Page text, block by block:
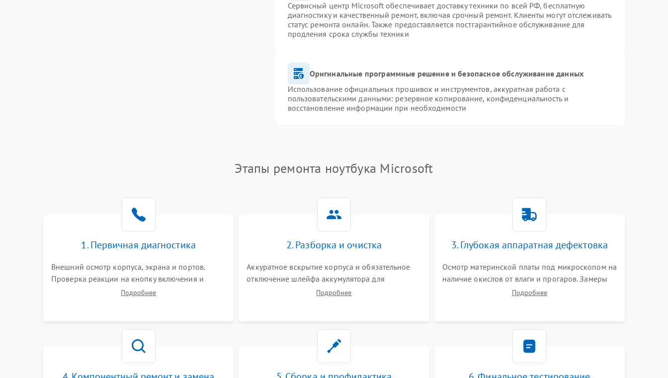
Сервисный центр Microsoft обеспечивает доставку техники по всей РФ, бесплатную
диагностику и качественный ремонт, включая срочный ремонт. Клиенты могут отслеживать
статус ремонта онлайн. Также предоставляется постгарантийное обслуживание для
продления срока службы техники
Оригинальные программные решение и безопасное обслуживание данных
Использование официальных прошивок и инструментов, аккуратная работа с
пользовательскими данными: резервное копирование, конфиденциальность и
восстановление информации при необходимости
Этапы ремонта ноутбука Microsoft
1. Первичная диагностика
Внешний осмотр корпуса, экрана и портов.
Проверка реакции на кнопку включения и
подключение зарядного устройства. Оценка
Подробнее
2. Разборка и очистка
Аккуратное вскрытие корпуса и обязательное
отключение шлейфа аккумулятора для
обесточивания платы. Демонтаж системы
Подробнее
3. Глубокая аппаратная дефектовка
Осмотр материнской платы под микроскопом на
наличие окислов от влаги и прогаров. Замеры
сопротивлений и дежурных напряжений.
Подробнее